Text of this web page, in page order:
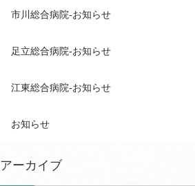
市川総合病院-お知らせ
足立総合病院-お知らせ
江東総合病院-お知らせ
お知らせ
アーカイブ